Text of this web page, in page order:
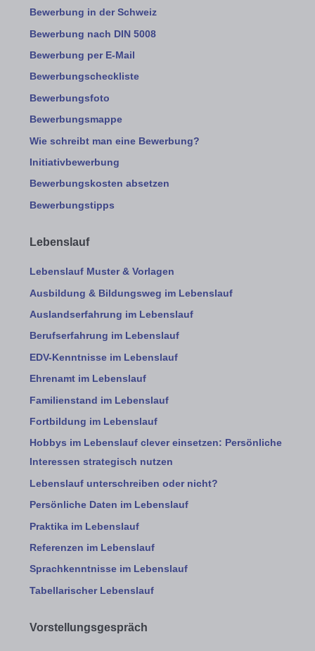
Bewerbung in der Schweiz
Bewerbung nach DIN 5008
Bewerbung per E-Mail
Bewerbungscheckliste
Bewerbungsfoto
Bewerbungsmappe
Wie schreibt man eine Bewerbung?
Initiativbewerbung
Bewerbungskosten absetzen
Bewerbungstipps
Lebenslauf
Lebenslauf Muster & Vorlagen
Ausbildung & Bildungsweg im Lebenslauf
Auslandserfahrung im Lebenslauf
Berufserfahrung im Lebenslauf
EDV-Kenntnisse im Lebenslauf
Ehrenamt im Lebenslauf
Familienstand im Lebenslauf
Fortbildung im Lebenslauf
Hobbys im Lebenslauf clever einsetzen: Persönliche
Interessen strategisch nutzen
Lebenslauf unterschreiben oder nicht?
Persönliche Daten im Lebenslauf
Praktika im Lebenslauf
Referenzen im Lebenslauf
Sprachkenntnisse im Lebenslauf
Tabellarischer Lebenslauf
Vorstellungsgespräch